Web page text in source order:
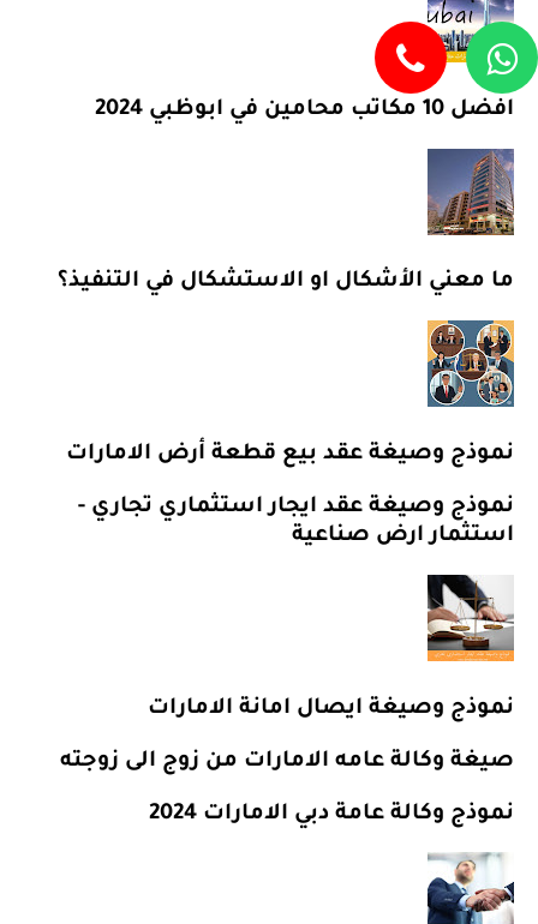
افضل 10 مكاتب محامين في ابوظبي 2024
ما معني الأشكال او الاستشكال في التنفيذ؟
نموذج وصيغة عقد بيع قطعة أرض الامارات
نموذج وصيغة عقد ايجار استثماري تجاري -
استثمار ارض صناعية
نموذج وصيغة ايصال امانة الامارات
صيغة وكالة عامه الامارات من زوج الى زوجته
نموذج وكالة عامة دبي الامارات 2024